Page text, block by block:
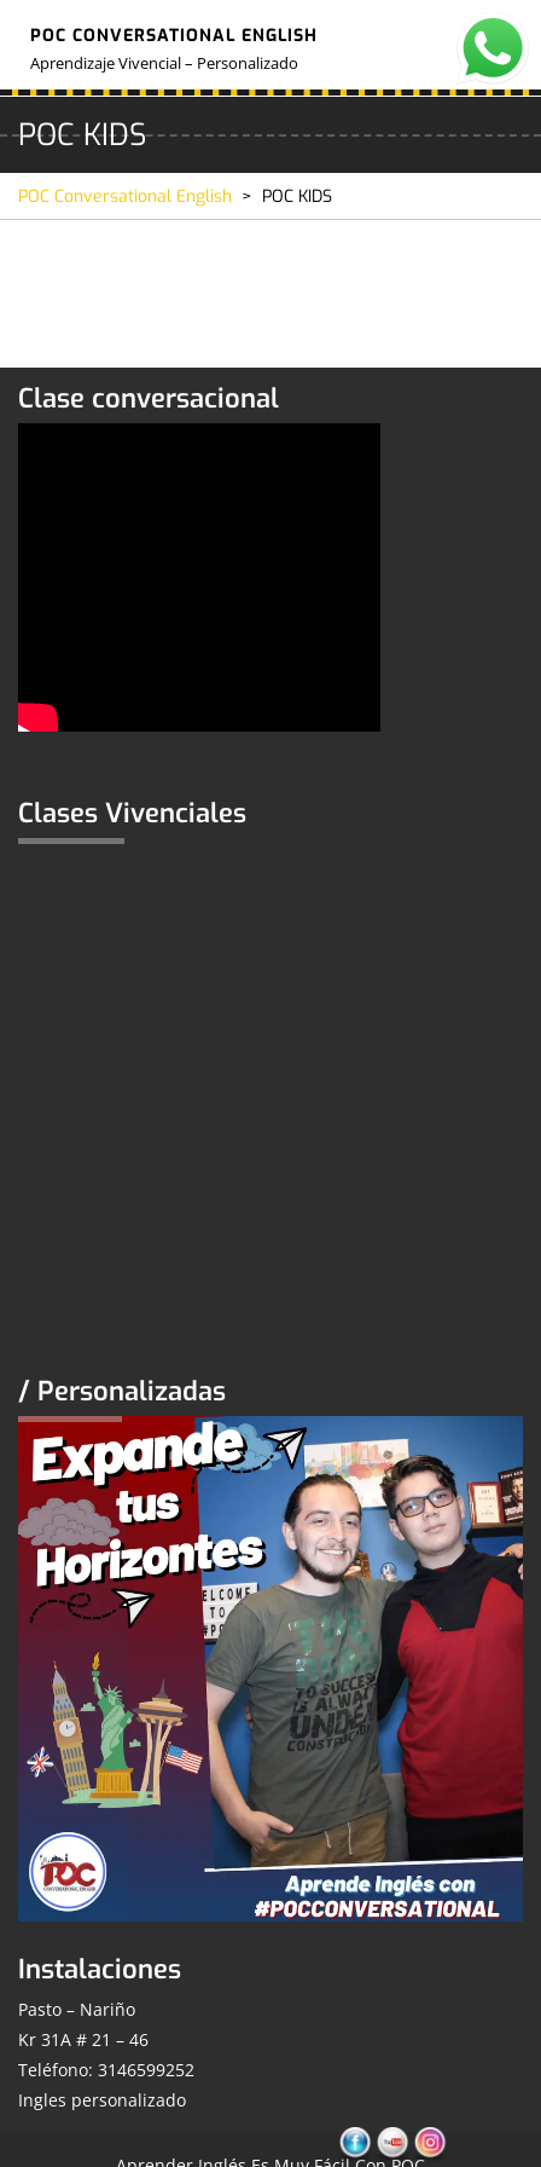
content
POC CONVERSATIONAL ENGLISH
Aprendizaje Vivencial – Personalizado
POC KIDS
POC Conversational English > POC KIDS
Clase conversacional
Clases Vivenciales
/ Personalizadas
Instalaciones
Pasto – Nariño
Kr 31A # 21 – 46
Teléfono: 3146599252
Ingles personalizado